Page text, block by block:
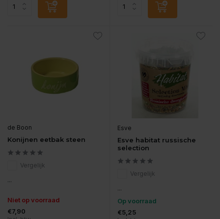
de Boon
Konijnen eetbak steen
Vergelijk
...
Niet op voorraad
€7,90
Esve
Esve habitat russische
selection
Vergelijk
...
Op voorraad
€5,25